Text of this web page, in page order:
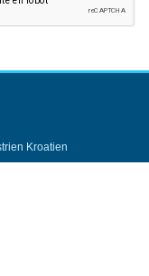
Kroatien